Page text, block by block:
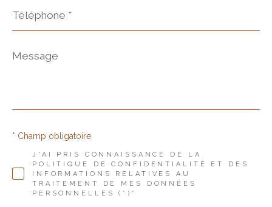
*
Message
*
J'AI PRIS CONNAISSANCE DE LA
POLITIQUE DE CONFIDENTIALITÉ ET DES
INFORMATIONS RELATIVES AU
TRAITEMENT DE MES DONNÉES
PERSONNELLES (*)*
* Champ obligatoire